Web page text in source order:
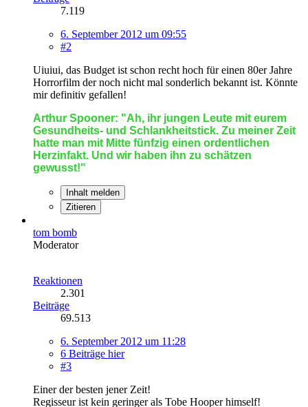
7.119
6. September 2012 um 09:55
#2
Uiuiui, das Budget ist schon recht hoch für einen 80er Jahre
Horrorfilm der noch nicht mal sonderlich bekannt ist. Könnte
mir definitiv gefallen!
Arthur Spooner: "Ah, ihr jungen Leute mit eurem
Gesundheits- und Schlankheitstick. Zu meiner Zeit
hatte man mit Mitte fünfzig einen ordentlichen
Herzinfakt. Und wir haben ihn zu schätzen
gewusst!"
Inhalt melden
Zitieren
tom bomb
Moderator
Reaktionen
2.301
Beiträge
69.513
6. September 2012 um 11:28
6 Beiträge hier
#3
Einer der besten jener Zeit!
Regisseur ist kein geringer als Tobe Hooper himself!